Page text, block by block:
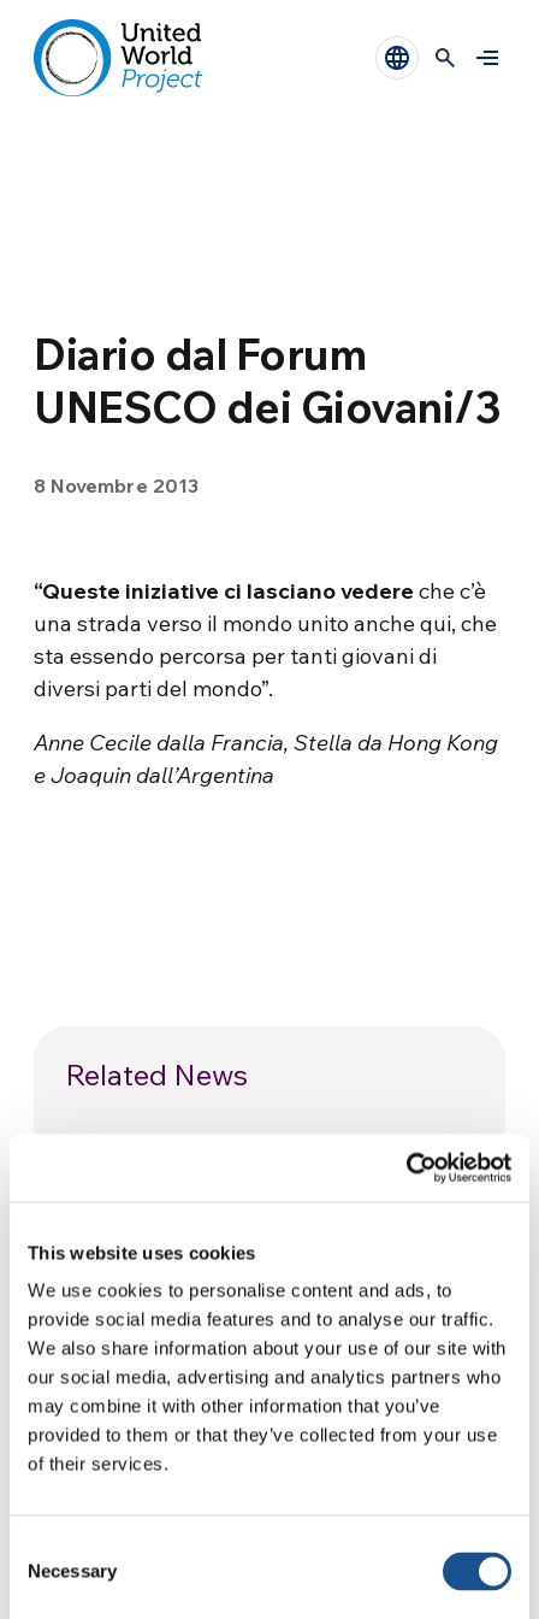
This website uses cookies
We use cookies to personalise content and ads, to
provide social media features and to analyse our traffic.
We also share information about your use of our site with
our social media, advertising and analytics partners who
may combine it with other information that you’ve
provided to them or that they’ve collected from your use
of their services.
Selection
Necessary
Diario dal Forum
UNESCO dei Giovani/3
8 Novembre 2013
“Queste iniziative ci lasciano vedere che c’è
una strada verso il mondo unito anche qui, che
sta essendo percorsa per tanti giovani di
diversi parti del mondo”.
Anne Cecile dalla Francia, Stella da Hong Kong
e Joaquin dall’Argentina
Related News
Odissea, di Christopher Nolan:
Ulisse e la necessità di un’alba
Dal Sud America tre storie di
Ecologia, sport e salute
30 Luglio 2026
Festival Re-Imagine Peace, da
Firenze un inno alla pace